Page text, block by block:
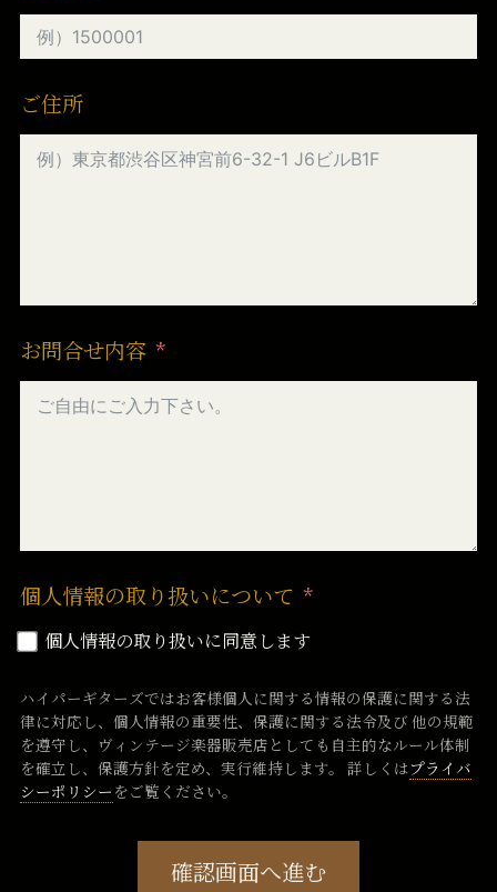
ご住所
お問合せ内容
個人情報の取り扱いについて
個人情報の取り扱いに同意します
ハイパーギターズではお客様個人に関する情報の保護に関する法
律に対応し、個人情報の重要性、保護に関する法令及び 他の規範
を遵守し、ヴィンテージ楽器販売店としても自主的なルール体制
を確立し、保護方針を定め、実行維持します。 詳しくはプライバ
シーポリシー をご覧ください。
確認画面へ進む